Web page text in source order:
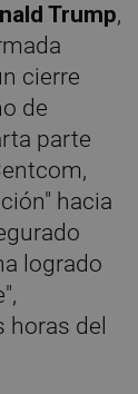
Trump,
cierre
de
parte
hacia
logrado
del